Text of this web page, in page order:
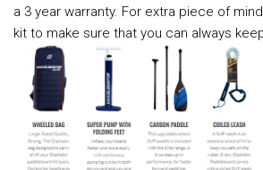
a 3 year warranty. For extra piece of
kit to make sure that you can always